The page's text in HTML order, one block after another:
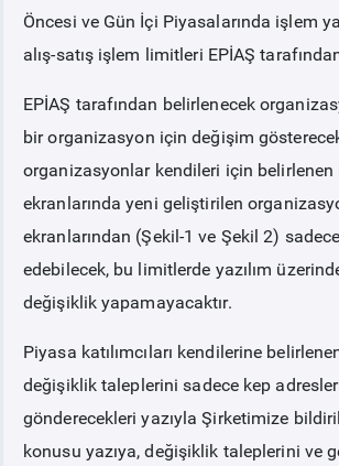
Öncesi ve Gün İçi Piyasalarında işlem
alış-satış işlem limitleri EPİAŞ
EPİAŞ tarafından belirlenecek
bir organizasyon için değişim
organizasyonlar kendileri için belirlenen
ekranlarında yeni geliştirilen
ekranlarından (Şekil-1 ve Şekil 2)
edebilecek, bu limitlerde yazılım
değişiklik yapamayacaktır.
Piyasa katılımcıları kendilerine
değişiklik taleplerini sadece kep
gönderecekleri yazıyla Şirketimize
konusu yazıya, değişiklik taleplerini ve